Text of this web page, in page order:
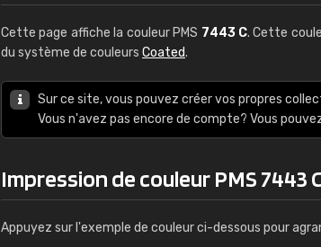
Cette page affiche la couleur PMS 7443 C. Cette
du système de couleurs Coated.
Sur ce site, vous pouvez créer vos propres
Vous n'avez pas encore de compte? Vous
Impression de couleur PMS 7443
Appuyez sur l'exemple de couleur ci-dessous pour